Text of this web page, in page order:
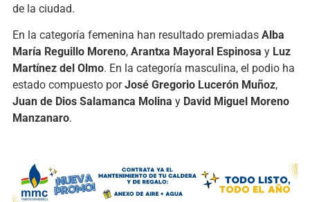
de la ciudad.
En la categoría femenina han resultado premiadas Alba
María Reguillo Moreno, Arantxa Mayoral Espinosa y Luz
Martínez del Olmo. En la categoría masculina, el podio ha
estado compuesto porJosé Gregorio Lucerón Muñoz,
Juan de Dios Salamanca Molina y David Miguel Moreno
Manzanaro.